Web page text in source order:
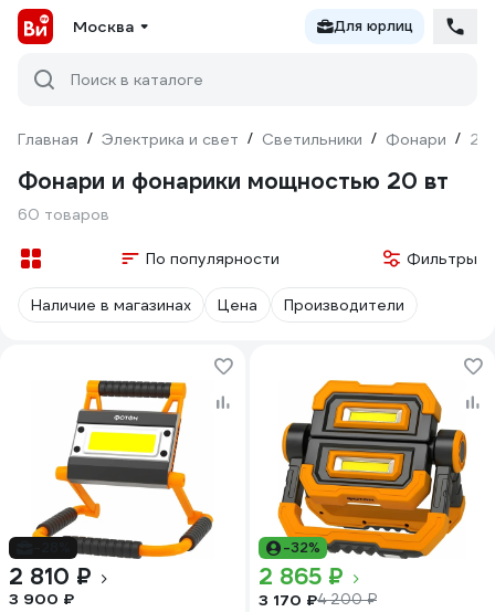
Москва Для юрлиц
Поиск в каталоге
Главная / Электрика и свет / Светильники / Фонари / 20
Фонари и фонарики мощностью 20 вт
60 товаров
По популярности Фильтры
Наличие в магазинах Цена Производители
2 810 ₽
3 900 ₽
-32%
2 865 ₽
3 170 ₽4 200 ₽